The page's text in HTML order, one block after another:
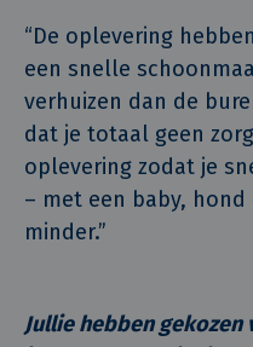
“De oplevering
een snelle
verhuizen dan de
dat je totaal geen
oplevering zodat je
– met een baby,
minder.”
Jullie hebben